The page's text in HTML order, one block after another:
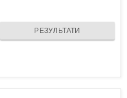
РЕЗУЛЬТАТИ